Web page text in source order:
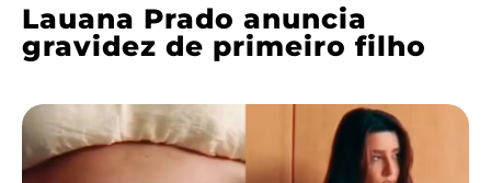
Lauana Prado anuncia
gravidez de primeiro filho